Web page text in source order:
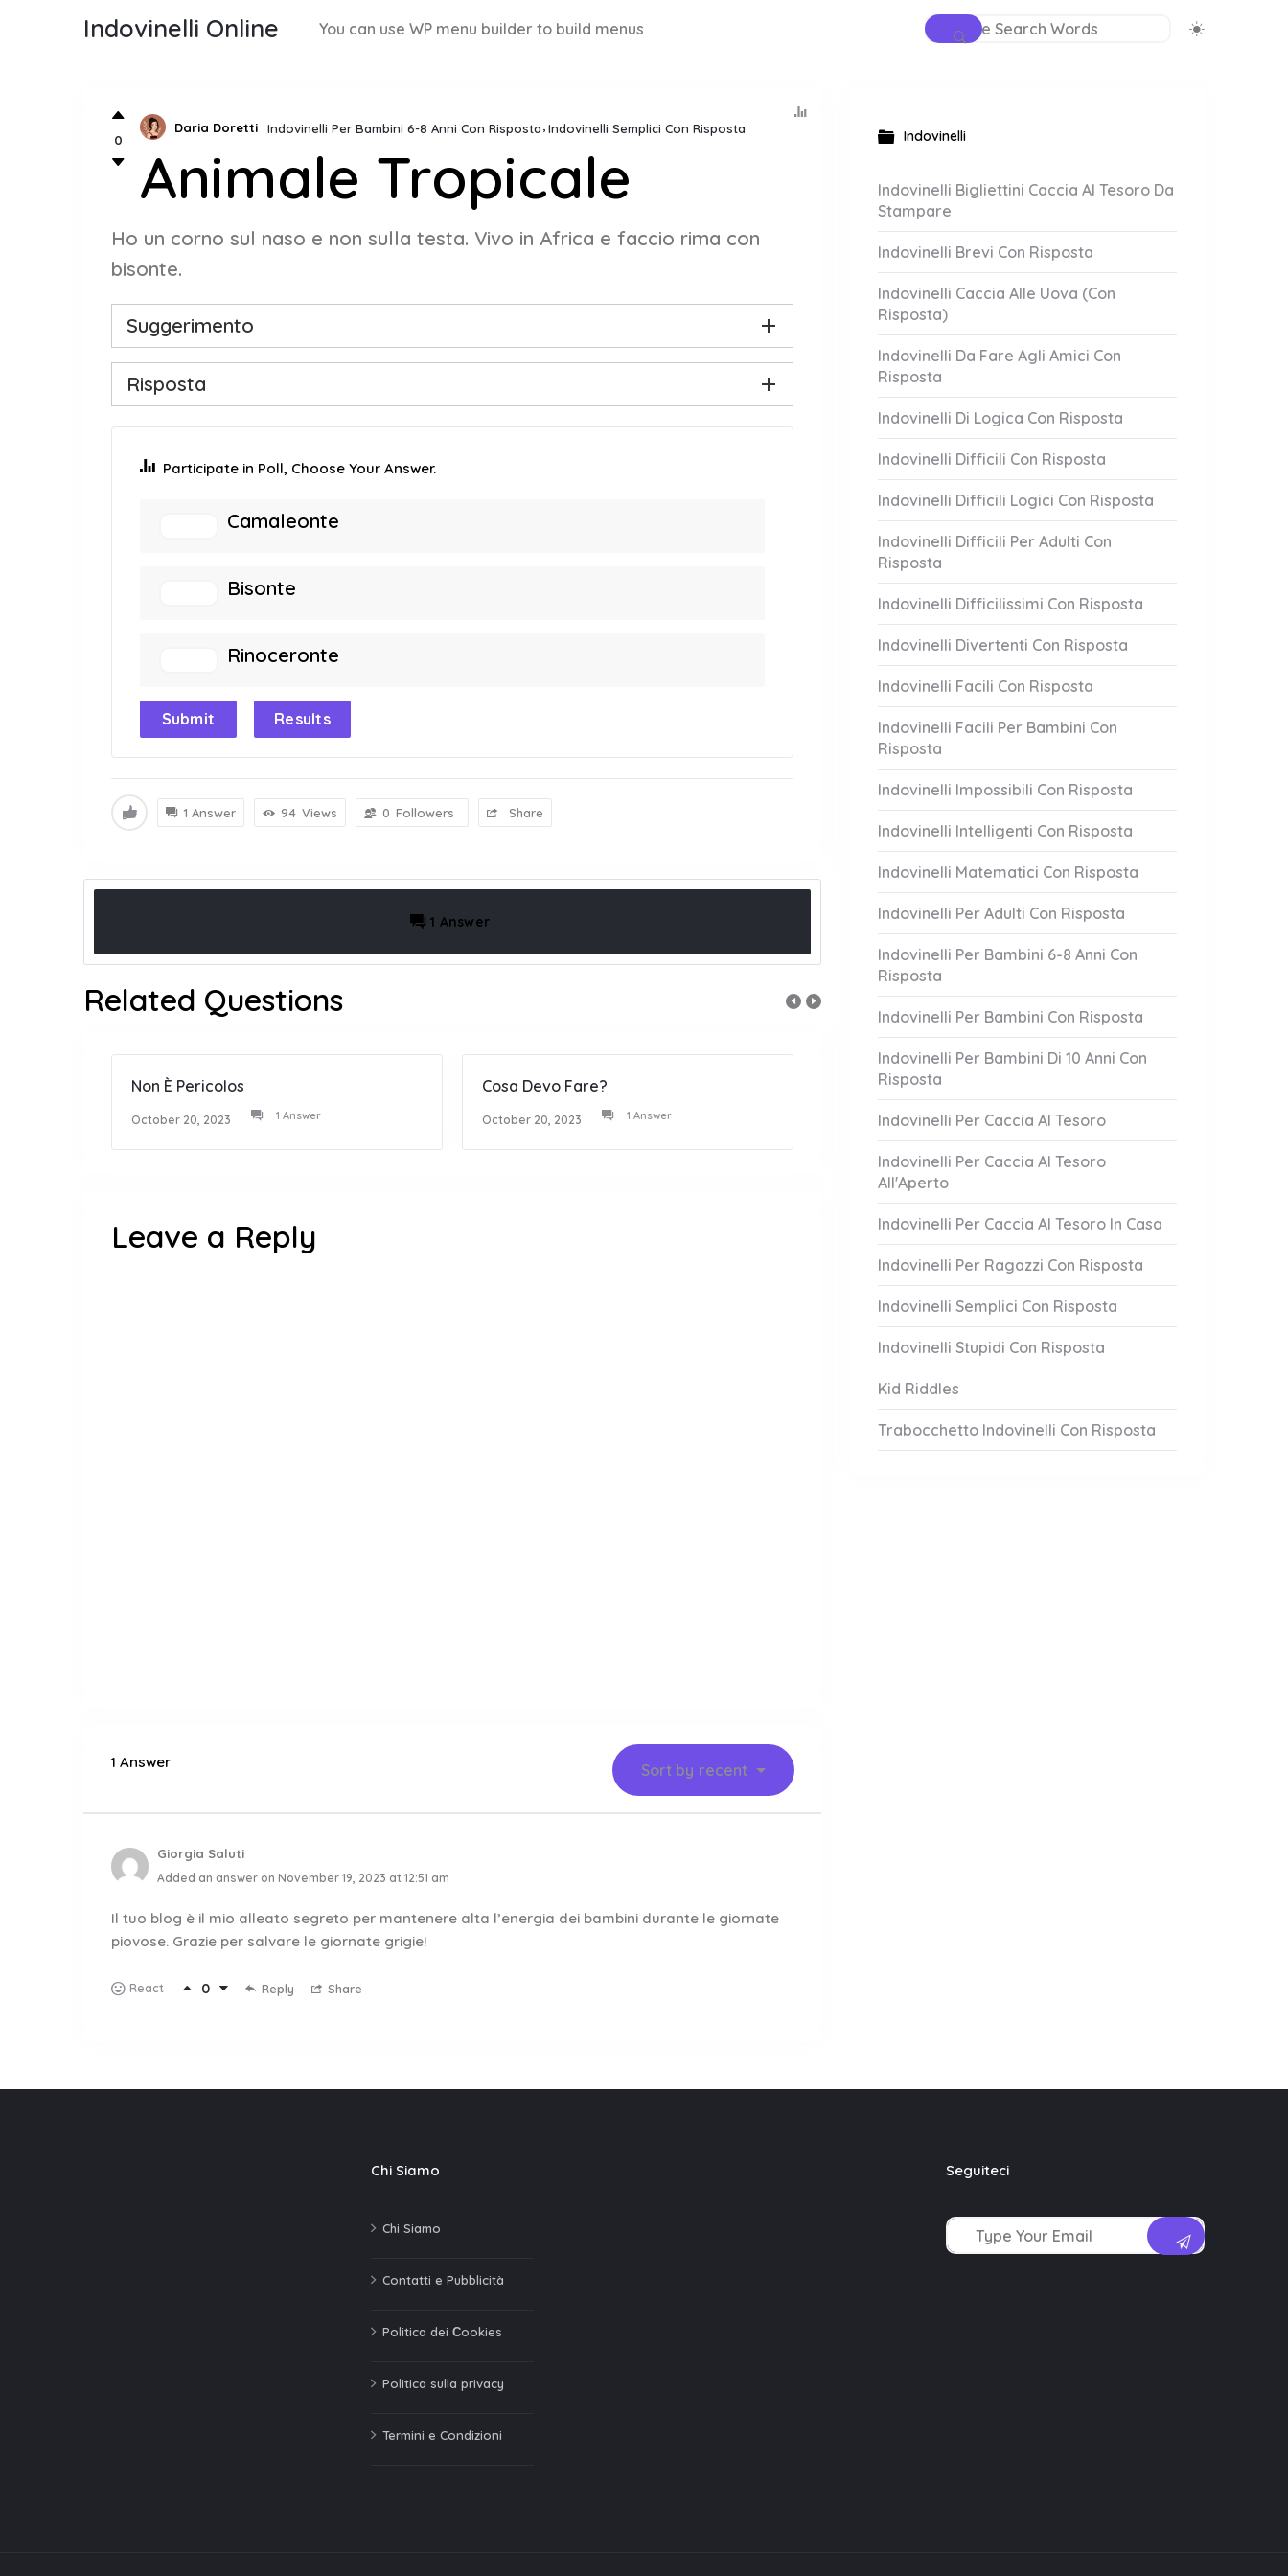
Indovinelli Online You can use WP menu builder to build menus
0
Daria Doretti Indovinelli Per Bambini 6-8 Anni Con Risposta Indovinelli Semplici Con Risposta
Animale Tropicale
Ho un corno sul naso e non sulla testa. Vivo in Africa e faccio rima con
bisonte.
Suggerimento
Risposta
Participate in Poll, Choose Your Answer.
Camaleonte
Bisonte
Rinoceronte
Submit Results
1 Answer 94 Views 0 Followers Share
1 Answer
Related Questions
Non È Pericolos
October 20, 2023 1 Answer
Cosa Devo Fare?
October 20, 2023 1 Answer
Non Lascia Mai
October 20, 2023 1 Answer
Leave a Reply
1 Answer Sort by recent
Giorgia Saluti
Added an answer on November 19, 2023 at 12:51 am
Il tuo blog è il mio alleato segreto per mantenere alta l’energia dei bambini durante le giornate
piovose. Grazie per salvare le giornate grigie!
React 0 Reply Share
Indovinelli
Indovinelli Bigliettini Caccia Al Tesoro Da
Stampare
Indovinelli Brevi Con Risposta
Indovinelli Caccia Alle Uova (Con
Risposta)
Indovinelli Da Fare Agli Amici Con
Risposta
Indovinelli Di Logica Con Risposta
Indovinelli Difficili Con Risposta
Indovinelli Difficili Logici Con Risposta
Indovinelli Difficili Per Adulti Con
Risposta
Indovinelli Difficilissimi Con Risposta
Indovinelli Divertenti Con Risposta
Indovinelli Facili Con Risposta
Indovinelli Facili Per Bambini Con
Risposta
Indovinelli Impossibili Con Risposta
Indovinelli Intelligenti Con Risposta
Indovinelli Matematici Con Risposta
Indovinelli Per Adulti Con Risposta
Indovinelli Per Bambini 6-8 Anni Con
Risposta
Indovinelli Per Bambini Con Risposta
Indovinelli Per Bambini Di 10 Anni Con
Risposta
Indovinelli Per Caccia Al Tesoro
Indovinelli Per Caccia Al Tesoro
All'Aperto
Indovinelli Per Caccia Al Tesoro In Casa
Indovinelli Per Ragazzi Con Risposta
Indovinelli Semplici Con Risposta
Indovinelli Stupidi Con Risposta
Kid Riddles
Trabocchetto Indovinelli Con Risposta
Chi Siamo
Chi Siamo
Contatti e Pubblicità
Politica dei Сookies
Politica sulla privacy
Termini e Condizioni
Seguiteci